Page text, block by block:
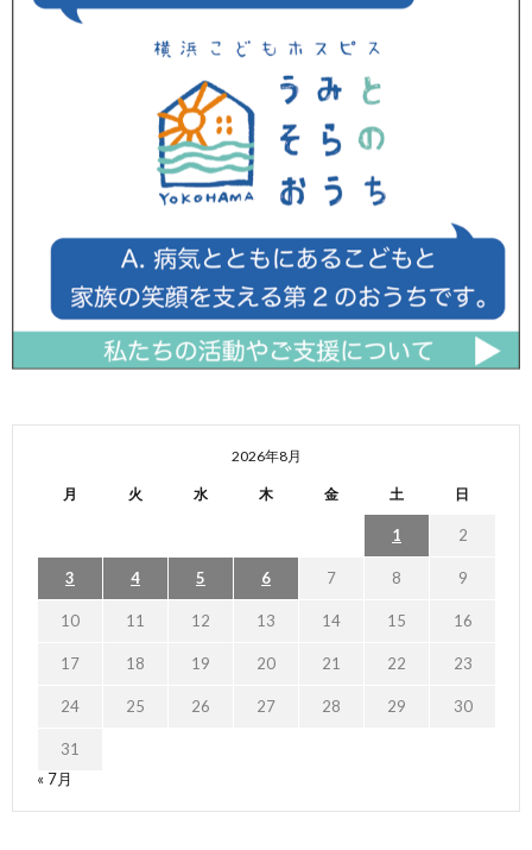
2026年8月
月 火 水 木 金 土 日
1 2
3 4 5 6 7 8 9
10 11 12 13 14 15 16
17 18 19 20 21 22 23
24 25 26 27 28 29 30
31
« 7月